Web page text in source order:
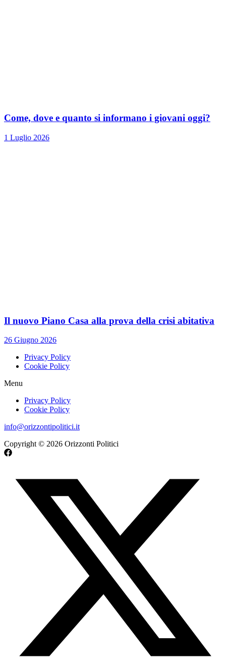
Come, dove e quanto si informano i giovani oggi?
1 Luglio 2026
Il nuovo Piano Casa alla prova della crisi abitativa
26 Giugno 2026
Privacy Policy
Cookie Policy
Menu
Privacy Policy
Cookie Policy
info@orizzontipolitici.it
Copyright © 2026 Orizzonti Politici